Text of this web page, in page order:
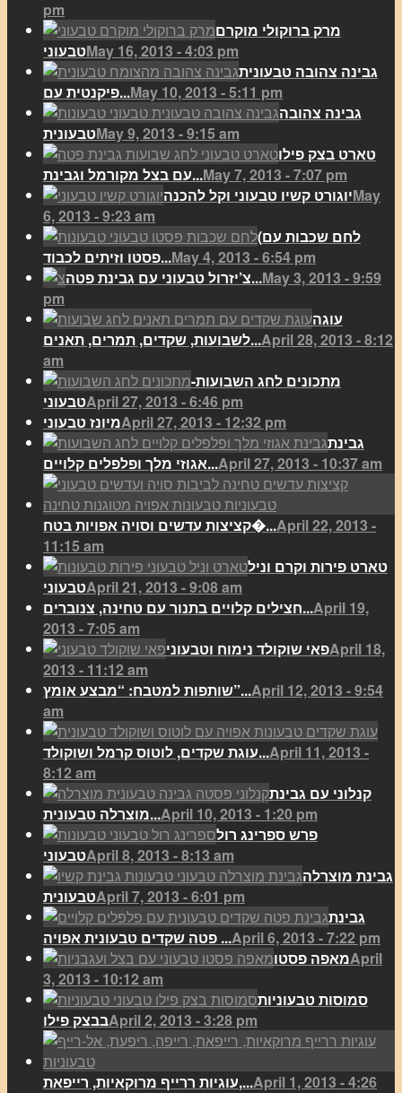
pm
מרק ברוקולי מוקרם
טבעוניMay 16, 2013 - 4:03 pm
גבינה צהובה טבעונית
פיקנטית עם...May 10, 2013 - 5:11 pm
גבינה צהובה
טבעוניתMay 9, 2013 - 9:15 am
טארט בצק פילו
עם בצל מקורמל וגבינת...May 7, 2013 - 7:07 pm
יוגורט קשיו טבעוני וקל להכנהMay
6, 2013 - 9:23 am
(לחם שכבות עם
פסטו וזיתים לכבוד...May 4, 2013 - 6:54 pm
צ’יזרול טבעוני עם גבינת פטה...May 3, 2013 - 9:59
pm
עוגה
לשבועות, שקדים, תמרים, תאנים...April 28, 2013 - 8:12
am
מתכונים לחג השבועות-
טבעוניApril 27, 2013 - 6:46 pm
מיונז טבעוניApril 27, 2013 - 12:32 pm
גבינת
אגוזי מלך ופלפלים קלויים...April 27, 2013 - 10:37 am
קציצות עדשים וסויה אפויות בטח�...April 22, 2013 -
11:15 am
טארט פירות וקרם וניל
טבעוניApril 21, 2013 - 9:08 am
חצילים קלויים בתנור עם טחינה, צנוברים...April 19,
2013 - 7:05 am
פאי שוקולד נימוח וטבעוניApril 18,
2013 - 11:12 am
שותפות למטבח: “מבצע אומץ”...April 12, 2013 - 9:54
am
עוגת שקדים, לוטוס קרמל ושוקולד...April 11, 2013 -
8:12 am
קנלוני עם גבינת
מוצרלה טבעונית...April 10, 2013 - 1:20 pm
פרש ספרינג רול
טבעוניApril 8, 2013 - 8:13 am
גבינת מוצרלה
טבעוניתApril 7, 2013 - 6:01 pm
גבינת
פטה שקדים טבעונית אפויה ...April 6, 2013 - 7:22 pm
מאפה פסטוApril
3, 2013 - 10:12 am
סמוסות טבעוניות
בבצק פילוApril 2, 2013 - 3:28 pm
עוגיות ררייף מרוקאיות, רייפאת,...April 1, 2013 - 4:26